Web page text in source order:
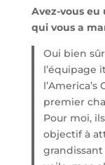
Avez-vous
qui vous a
Oui bien
l’équipage
l’America’s
premier
Pour moi,
objectif à
grandissant